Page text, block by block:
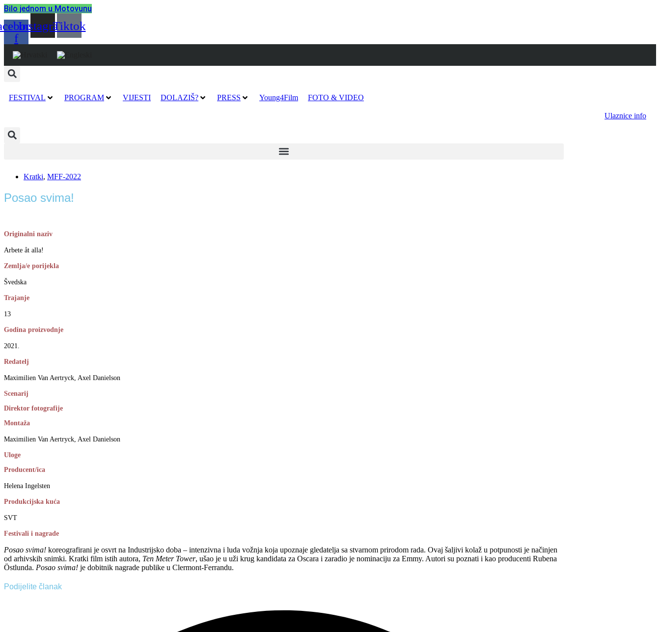
Bilo jednom u Motovunu
f
InstagramTiktok
FESTIVAL PROGRAM VIJESTI DOLAZIŠ? PRESS Young4Film FOTO & VIDEO
Ulaznice info
Kratki, MFF-2022
Posao svima!
Originalni naziv
Arbete åt alla!
Zemlja/e porijekla
Švedska
Trajanje
13
Godina proizvodnje
2021.
Redatelj
Maximilien Van Aertryck, Axel Danielson
Scenarij
Direktor fotografije
Montaža
Maximilien Van Aertryck, Axel Danielson
Uloge
Producent/ica
Helena Ingelsten
Produkcijska kuća
SVT
Festivali i nagrade
Posao svima! koreografirani je osvrt na Industrijsko doba – intenzivna i luda vožnja koja upoznaje gledatelja sa stvarnom prirodom rada. Ovaj šaljivi kolaž u potpunosti je načinjen
od arhivskih snimki. Kratki film istih autora, Ten Meter Tower, ušao je u uži krug kandidata za Oscara i zaradio je nominaciju za Emmy. Autori su poznati i kao producenti Rubena
Östlunda. Posao svima! je dobitnik nagrade publike u Clermont-Ferrandu.
Podijelite članak